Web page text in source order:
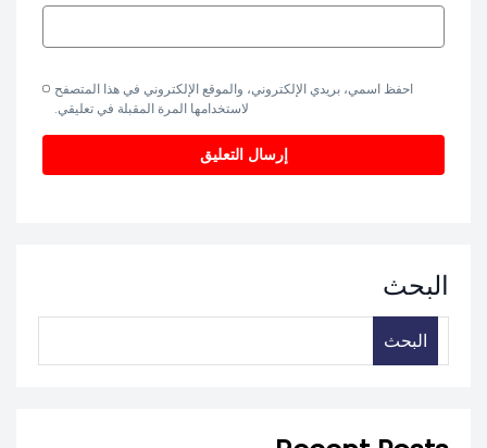
احفظ اسمي، بريدي الإلكتروني، والموقع الإلكتروني في هذا المتصفح
لاستخدامها المرة المقبلة في تعليقي.
البحث
البحث